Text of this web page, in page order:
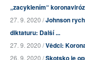
„zacyklením“
27. 9. 2020 /Johnson
diktaturu: Další ...
27. 9. 2020 /Vědci:
26. 9. 2020 /Skotsko je